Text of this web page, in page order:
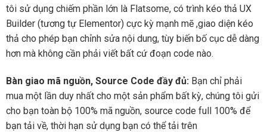
tôi sử dụng chiếm phần lớn là Flatsome, có trình kéo thả UX
Builder (tương tự Elementor) cực kỳ mạnh mẽ ,giao diện kéo
thả cho phép bạn chỉnh sửa nội dung, tùy biến bố cục dễ dàng
hơn mà không cần phải viết bất cứ đoạn code nào.
Bàn giao mã nguồn, Source Code đầy đủ: Bạn chỉ phải
mua một lần duy nhất cho một sản phẩm bất kỳ, chúng tôi gửi
cho bạn toàn bộ 100% mã nguồn, source code full 100% để
bạn tải về, thời hạn sử dụng bạn có thể tải trên